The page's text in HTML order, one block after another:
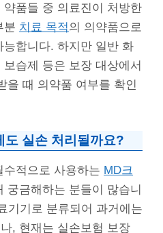
품들 중 의료진이 처방한
분 치료 목적의 의약품으로
합니다. 하지만 일반 화
습제 등은 보장 대상에서
을 때 의약품 여부를 확인
도 실손 처리될까요?
적으로 사용하는 MD크
궁금해하는 분들이 많습니
기기로 분류되어 과거에는
, 현재는 실손보험 보장